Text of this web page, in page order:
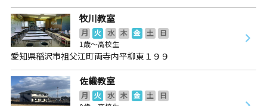
牧川教室
月 火 水 木 金 土
日
1歳～高校生
愛知県稲沢市祖父江町両寺内平柳東１９９
佐織教室
月 火 水 木 金 土
日